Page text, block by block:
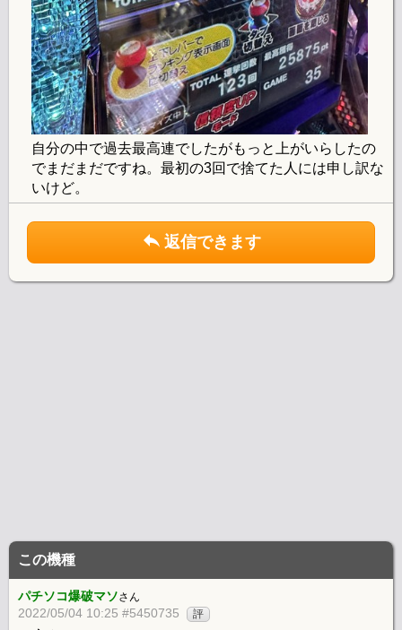
自分の中で過去最高連でしたがもっと上がいらしたの
でまだまだですね。最初の3回で捨てた人には申し訳な
いけど。
返信できます
この機種
パチソコ爆破マソさん
2022/05/04 10:25 #5450735 評